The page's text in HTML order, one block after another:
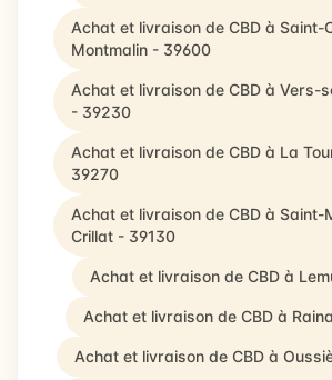
Achat et livraison de CBD à Saint-
Montmalin - 39600
Achat et livraison de CBD à Vers-
- 39230
Achat et livraison de CBD à La
39270
Achat et livraison de CBD à Saint-
Crillat - 39130
Achat et livraison de CBD à
Achat et livraison de CBD à
Achat et livraison de CBD à